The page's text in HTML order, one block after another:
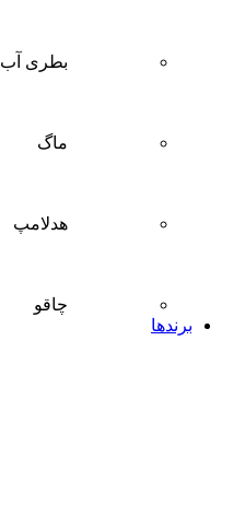
بطری آب
ماگ
هدلامپ
چاقو
برندها